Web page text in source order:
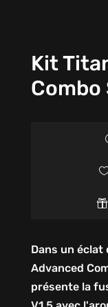
Kit
Combo

Dans un éclat
Advanced
présente la